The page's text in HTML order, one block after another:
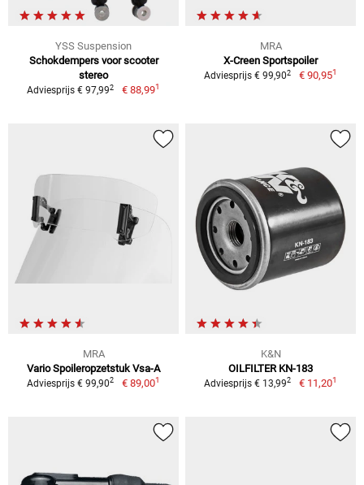
YSS Suspension
Schokdempers voor scooter
stereo
Adviesprijs € 97,992 € 88,991
MRA
X-Creen Sportspoiler
Adviesprijs € 99,902 € 90,951
MRA
Vario Spoileropzetstuk Vsa-A
Adviesprijs € 99,902 € 89,001
K&N
OILFILTER KN-183
Adviesprijs € 13,992 € 11,201